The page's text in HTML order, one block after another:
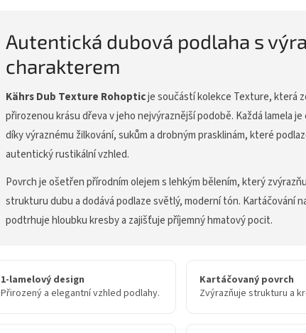
Autentická dubová podlaha s
charakterem
Kährs Dub Texture Rohopticje součástí kolekce Texture, která
přirozenou krásu dřeva v jeho nejvýraznější podobě. Každá lamela
díky výraznému žilkování, sukům a drobným prasklinám, které
autentický rustikální vzhled.
Povrch je ošetřen přírodním olejem s lehkým bělením, který
strukturu dubu a dodává podlaze světlý, moderní tón. Kartáčování
podtrhuje hloubku kresby a zajišťuje příjemný hmatový pocit.
1-lamelový design
Přirozený a elegantní vzhled podlahy.
Kartáčovaný povrch
Zvýrazňuje strukturu a